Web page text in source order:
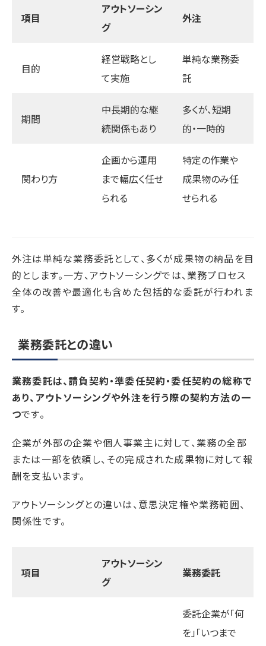
項目
アウトソーシン
グ
外注
目的
経営戦略とし
て実施
単純な業務委
託
期間
中長期的な継
続関係もあり
多くが、短期
的・一時的
関わり方
企画から運用
まで幅広く任せ
られる
特定の作業や
成果物のみ任
せられる
外注は単純な業務委託として、多くが成果物の納品を目
的とします。一方、アウトソーシングでは、業務プロセス
全体の改善や最適化も含めた包括的な委託が行われま
す。
業務委託との違い
業務委託は、請負契約・準委任契約・委任契約の総称で
あり、アウトソーシングや外注を行う際の契約方法の一
つです。
企業が外部の企業や個人事業主に対して、業務の全部
または一部を依頼し、その完成された成果物に対して報
酬を支払います。
アウトソーシングとの違いは、意思決定権や業務範囲、
関係性です。
項目
アウトソーシン
グ
業務委託
委託企業が「何
を」「いつまで